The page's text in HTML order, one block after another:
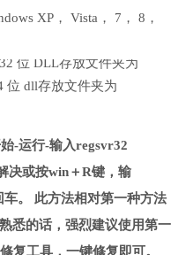
XP， Vista， 7， 8，
位 DLL存放文件夹为
位 dll存放文件夹为
-运行-输入regsvr32
决或按win＋R键，输
。 此方法相对第一种方法
悉的话，强烈建议使用第一
复工具，一键修复即可。